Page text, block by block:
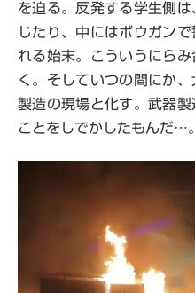
を迫る。反発する学生側
じたり、中にはボウガン
れる始末。こういうにら
く。そしていつの間にか
製造の現場と化す。武器
ことをしでかしたもんだ…。